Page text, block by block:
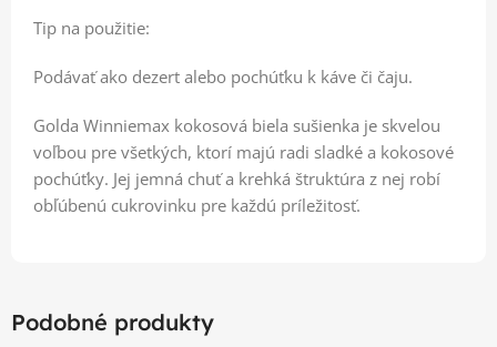
Tip na použitie:
Podávať ako dezert alebo pochúťku k káve či čaju.
Golda Winniemax kokosová biela sušienka je skvelou
voľbou pre všetkých, ktorí majú radi sladké a kokosové
pochúťky. Jej jemná chuť a krehká štruktúra z nej robí
obľúbenú cukrovinku pre každú príležitosť.
Podobné produkty